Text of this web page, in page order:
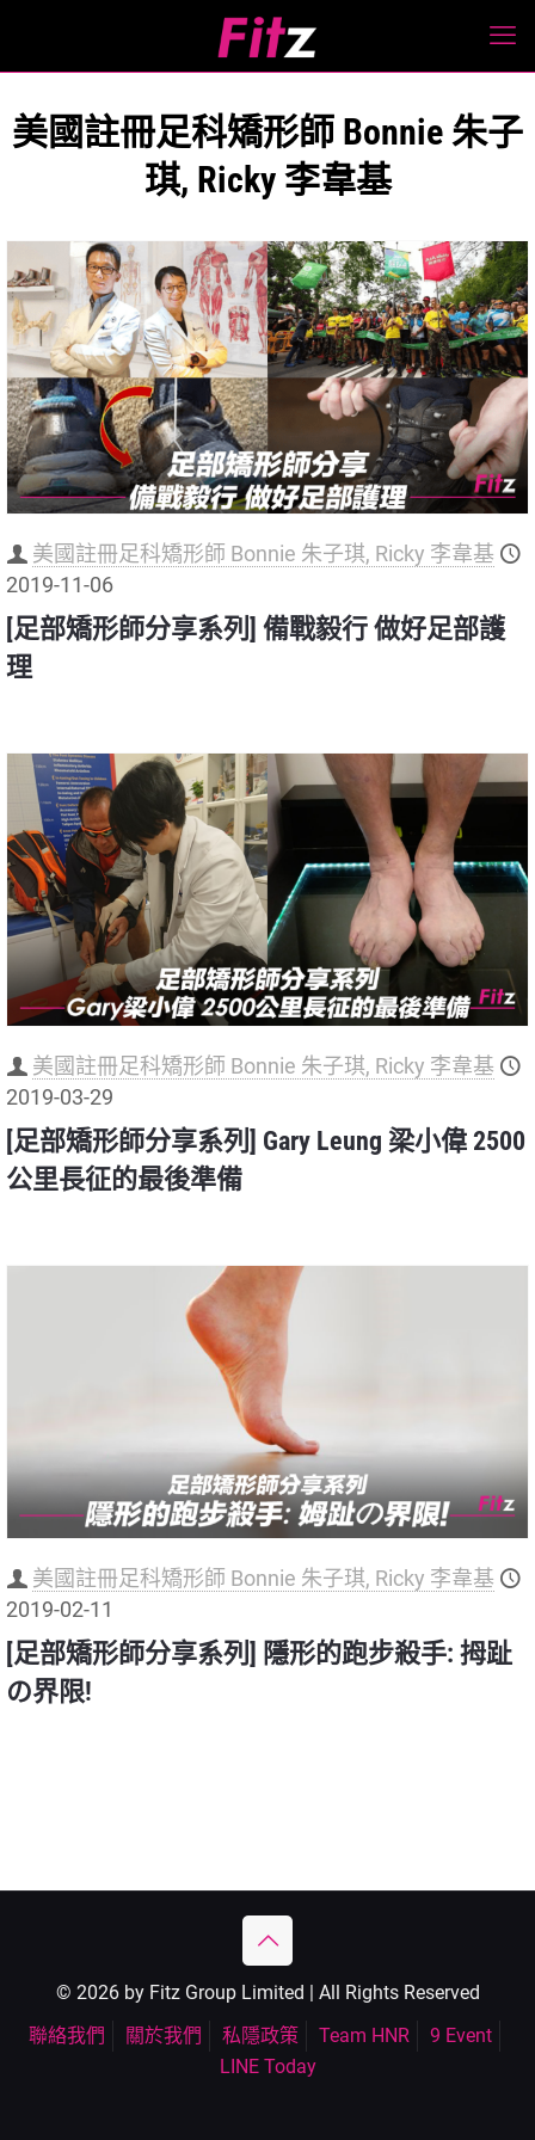
美國註冊足科矯形師 Bonnie 朱子
琪, Ricky 李韋基
美國註冊足科矯形師 Bonnie 朱子琪, Ricky 李韋基
2019-11-06
[足部矯形師分享系列] 備戰毅行 做好足部護
理
美國註冊足科矯形師 Bonnie 朱子琪, Ricky 李韋基
2019-03-29
[足部矯形師分享系列] Gary Leung 梁小偉 2500
公里長征的最後準備
美國註冊足科矯形師 Bonnie 朱子琪, Ricky 李韋基
2019-02-11
[足部矯形師分享系列] 隱形的跑步殺手: 拇趾
の界限!
© 2026 by Fitz Group Limited | All Rights Reserved
聯絡我們
關於我們 私隱政策 Team HNR
9 Event
LINE Today